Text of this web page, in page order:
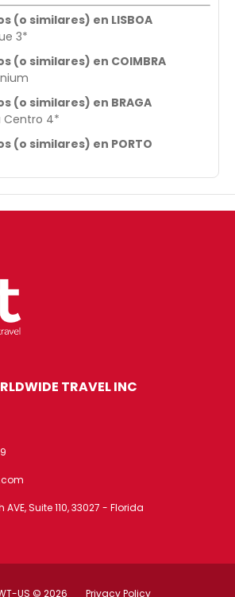
(o similares) en LISBOA
3*
(o similares) en COIMBRA
(o similares) en BRAGA
Centro 4*
(o similares) en PORTO
TRAVEL INC
Suite 110, 33027 - Florida
US © 2026 Privacy Policy